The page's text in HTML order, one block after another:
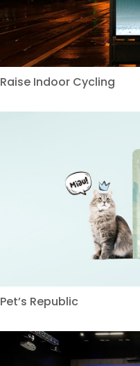
Raise Indoor Cycling
Pet’s Republic